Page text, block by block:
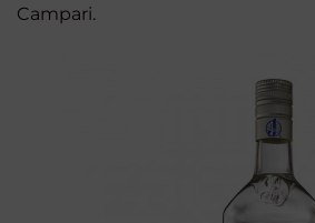
Campari.